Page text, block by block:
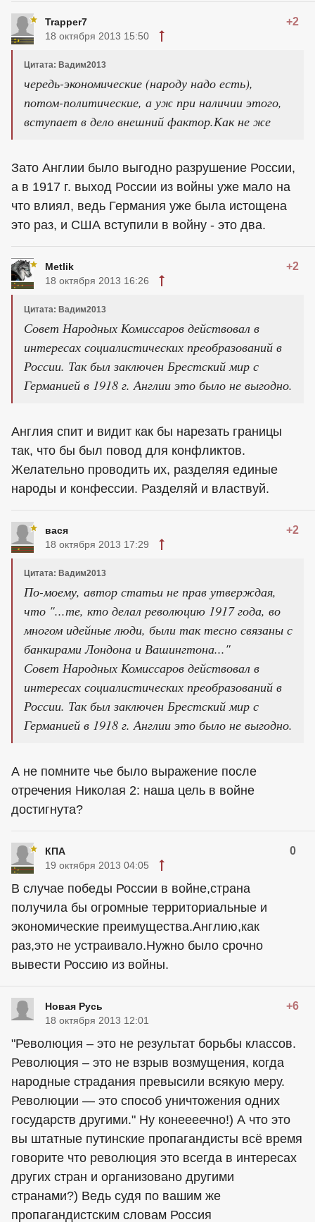
Trapper7 +2
18 октября 2013 15:50
Цитата: Вадим2013
чередь-экономические (народу надо есть),
потом-политические, а уж при наличии этого,
вступает в дело внешний фактор.Как не же
Зато Англии было выгодно разрушение России,
а в 1917 г. выход России из войны уже мало на
что влиял, ведь Германия уже была истощена
это раз, и США вступили в войну - это два.
Metlik +2
18 октября 2013 16:26
Цитата: Вадим2013
Совет Народных Комиссаров действовал в
интересах социалистических преобразований в
России. Так был заключен Брестский мир с
Германией в 1918 г. Англии это было не выгодно.
Англия спит и видит как бы нарезать границы
так, что бы был повод для конфликтов.
Желательно проводить их, разделяя единые
народы и конфессии. Разделяй и властвуй.
вася +2
18 октября 2013 17:29
Цитата: Вадим2013
По-моему, автор статьи не прав утверждая,
что "...те, кто делал революцию 1917 года, во
многом идейные люди, были так тесно связаны с
банкирами Лондона и Вашингтона..."
Совет Народных Комиссаров действовал в
интересах социалистических преобразований в
России. Так был заключен Брестский мир с
Германией в 1918 г. Англии это было не выгодно.
А не помните чье было выражение после
отречения Николая 2: наша цель в войне
достигнута?
КПА 0
19 октября 2013 04:05
В случае победы России в войне,страна
получила бы огромные территориальные и
экономические преимущества.Англию,как
раз,это не устраивало.Нужно было срочно
вывести Россию из войны.
Новая Русь +6
18 октября 2013 12:01
"Революция – это не результат борьбы классов.
Революция – это не взрыв возмущения, когда
народные страдания превысили всякую меру.
Революции — это способ уничтожения одних
государств другими." Ну конеееечно!) А что это
вы штатные путинские пропагандисты всё время
говорите что революция это всегда в интересах
других стран и организовано другими
странами?) Ведь судя по вашим же
пропагандистским словам Россия